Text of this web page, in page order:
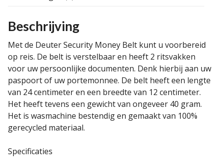
Beschrijving
Met de Deuter Security Money Belt kunt u voorbereid
op reis. De belt is verstelbaar en heeft 2 ritsvakken
voor uw persoonlijke documenten. Denk hierbij aan uw
paspoort of uw portemonnee. De belt heeft een lengte
van 24 centimeter en een breedte van 12 centimeter.
Het heeft tevens een gewicht van ongeveer 40 gram.
Het is wasmachine bestendig en gemaakt van 100%
gerecycled materiaal.
Specificaties